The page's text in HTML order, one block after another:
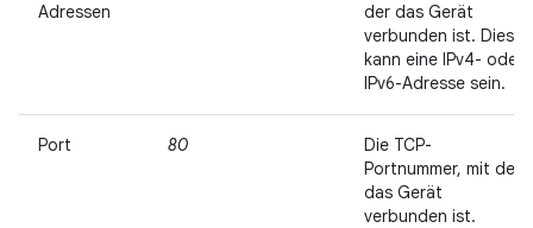
Adressen
der das Gerät
verbunden ist. Dies
kann eine IPv4- oder
IPv6-Adresse sein.
Port 80
Die TCP-
Portnummer, mit der
das Gerät
verbunden ist.